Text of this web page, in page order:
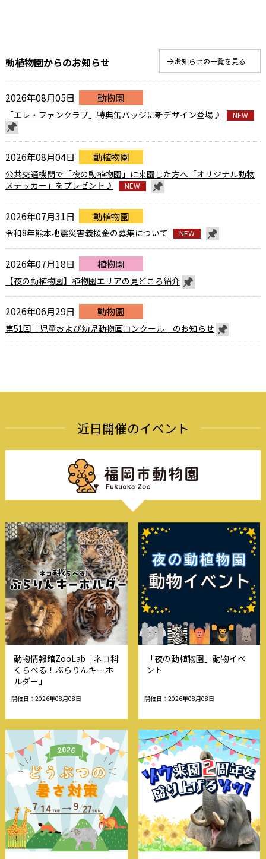
動植物園からのお知らせ お知らせの一覧を見る
2026年08月05日 動物園
「エレ・ファンクラブ」特典缶バッジに新デザイン登場♪ NEW
2026年08月04日 動植物園
公共交通機関で「夜の動植物園」に来園した方へ「オリジナル動物
ステッカー」をプレゼント♪
NEW
2026年07月31日 動植物園
令和8年熊本地震災害義援金の募集について NEW
2026年07月18日 植物園
【夜の動植物園】植物園エリアの見どころ紹介
2026年06月29日 動物園
第51回「児童および幼児動物画コンクール」のお知らせ
近日開催のイベント
動物情報館ZooLab「ネコ科
くらべる！ぶらりんキーホ
ルダー」
開催日：2026年08月08日
「夜の動植物園」動物イベ
ント
開催日：2026年08月08日